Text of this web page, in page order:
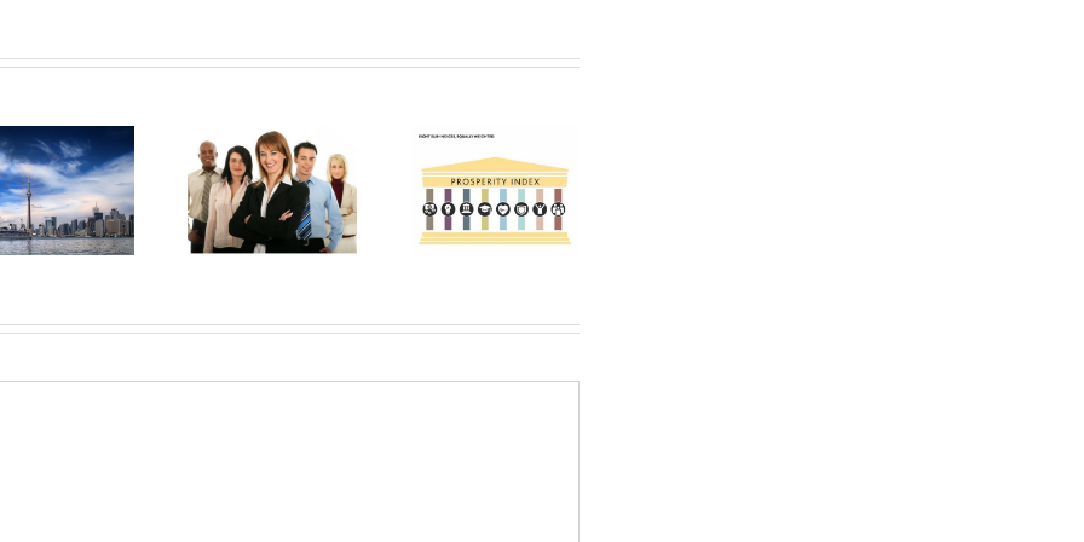
Au travail au
Canada :
l’intégration
professionnelle
3ème rang
mondial de
l’Indice de
Faire votre
déclaration
d’impôt vous-